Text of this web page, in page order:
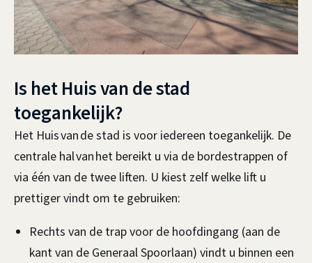
Is het Huis van de stad
toegankelijk?
Het Huis van de stad is voor iedereen toegankelijk. De
centrale hal van het bereikt u via de bordestrappen of
via één van de twee liften. U kiest zelf welke lift u
prettiger vindt om te gebruiken:
Rechts van de trap voor de hoofdingang (aan de
kant van de Generaal Spoorlaan) vindt u binnen een